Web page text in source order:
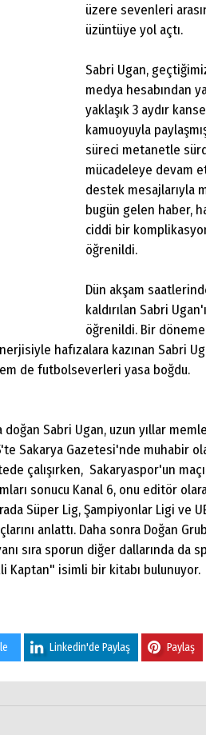
üzere sevenleri
üzüntüye yol açtı.
Sabri Ugan,
medya hesabından
yaklaşık 3 aydır
kamuoyuyla
süreci metanetle
mücadeleye devam
destek mesajlarıyla
bugün gelen haber,
ciddi bir komplikasyon
öğrenildi.
Dün akşam
kaldırılan Sabri
öğrenildi. Bir
hafızalara kazınan Sabri
de futbolseverleri yasa boğdu.
doğan Sabri Ugan, uzun yıllar
Sakarya Gazetesi'nde muhabir
çalışırken, Sakaryaspor'un
sonucu Kanal 6, onu editör
Süper Lig, Şampiyonlar Ligi ve
anlattı. Daha sonra Doğan
sıra sporun diğer dallarında da
Kaptan" isimli bir kitabı bulunuyor.
Linkedin'de Paylaş Paylaş